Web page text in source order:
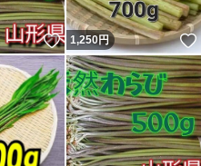
いいね！
1,250円